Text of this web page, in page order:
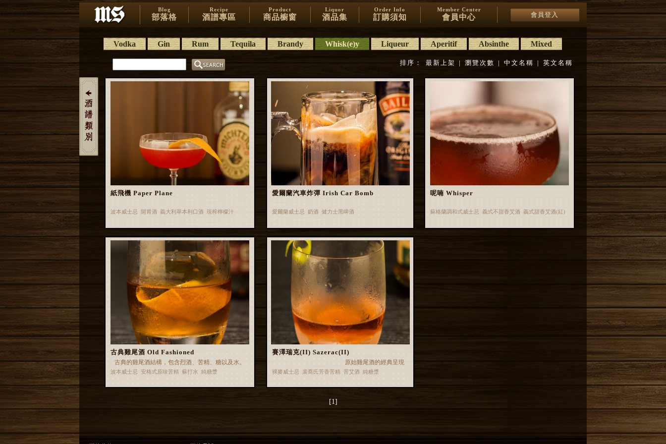
Blog
部落格
Recipe
酒譜專區
Product
商品櫥窗
Liquor
酒品集
Order Info
訂購須知
Member Center
會員中心 會員登入
Vodka Gin Rum Tequila Brandy Whisk(e)y Liqueur Aperitif Absinthe Mixed
排序： 最新上架 | 瀏覽次數 | 中文名稱 | 英文名稱
紙飛機 Paper Plane
波本威士忌 開胃酒 義大利草本利口酒 現榨檸檬汁
愛爾蘭汽車炸彈 Irish Car Bomb
愛爾蘭威士忌 奶酒 健力士黑啤酒
呢喃 Whisper
蘇格蘭調和式威士忌 義式不甜香艾酒 義式甜香艾酒(紅)
古典雞尾酒 Old Fashioned
古典的雞尾酒結構，包含烈酒、苦精、糖以及水。
波本威士忌 安格式原味苦精 蘇打水 純糖漿
賽澤瑞克(II) Sazerac(II)
原始雞尾酒的經典呈現
裸麥威士忌 裴喬氏芳香苦精 苦艾酒 純糖漿
[1]